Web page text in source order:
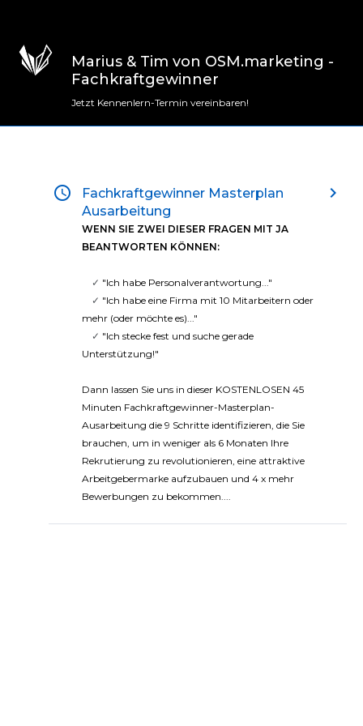
Marius & Tim von OSM.marketing -
Fachkraftgewinner
Jetzt Kennenlern-Termin vereinbaren!
access_time
Fachkraftgewinner Masterplan
Ausarbeitung
WENN SIE ZWEI DIESER FRAGEN MIT JA
BEANTWORTEN KÖNNEN:
✓ "Ich habe Personalverantwortung..."
✓ "Ich habe eine Firma mit 10 Mitarbeitern oder
mehr (oder möchte es)..."
✓ "Ich stecke fest und suche gerade
Unterstützung!"
Dann lassen Sie uns in dieser KOSTENLOSEN 45
Minuten Fachkraftgewinner-Masterplan-
Ausarbeitung die 9 Schritte identifizieren, die Sie
brauchen, um in weniger als 6 Monaten Ihre
Rekrutierung zu revolutionieren, eine attraktive
Arbeitgebermarke aufzubauen und 4 x mehr
Bewerbungen zu bekommen....
keyboard_arrow_right